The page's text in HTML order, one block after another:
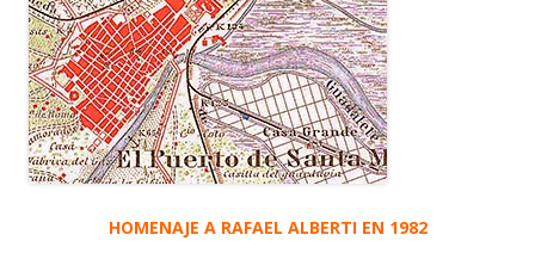
HOMENAJE A RAFAEL ALBERTI EN 1982